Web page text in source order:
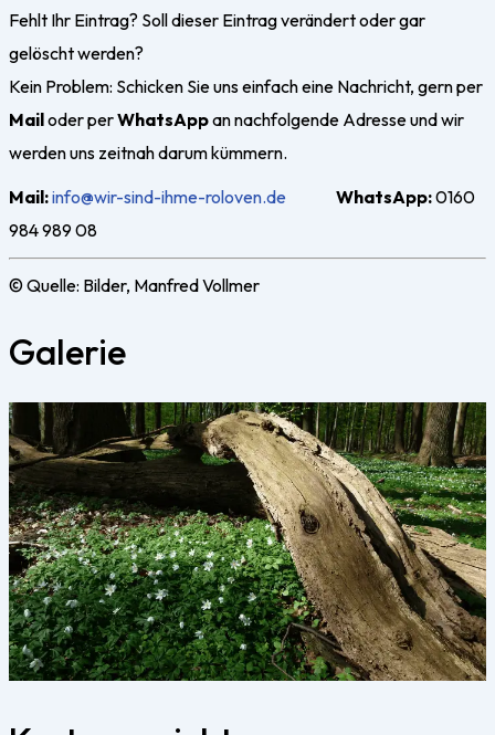
Fehlt Ihr Eintrag? Soll dieser Eintrag verändert oder gar
gelöscht werden?
Kein Problem: Schicken Sie uns einfach eine Nachricht, gernper
Mailoder perWhatsAppan nachfolgende Adresse und wir
werden uns zeitnah darum kümmern.
Mail:info@wir-sind-ihme-roloven.de WhatsApp:0160
984 989 08
© Quelle: Bilder, Manfred Vollmer
Galerie